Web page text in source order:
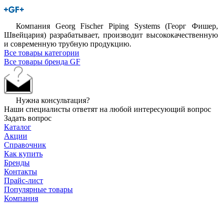
Компания Georg Fischer Piping Systems (Георг Фишер,
Швейцария) разрабатывает, производит высококачественную
и современную трубную продукцию.
Все товары категории
Все товары бренда GF
Нужна консультация?
Наши специалисты ответят на любой интересующий вопрос
Задать вопрос
Каталог
Акции
Справочник
Как купить
Бренды
Контакты
Прайс-лист
Популярные товары
Компания